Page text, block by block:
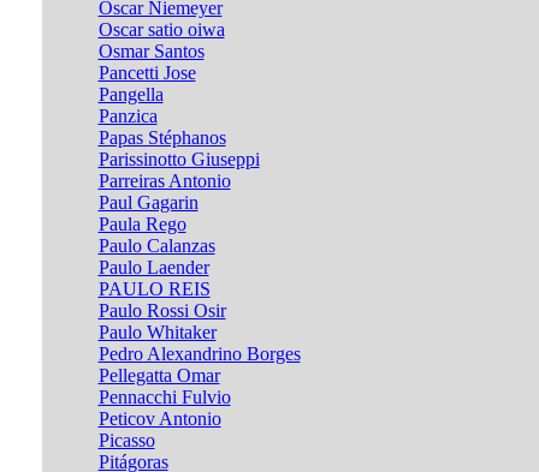
Oscar Niemeyer
Oscar satio oiwa
Osmar Santos
Pancetti Jose
Pangella
Panzica
Papas Stéphanos
Parissinotto Giuseppi
Parreiras Antonio
Paul Gagarin
Paula Rego
Paulo Calanzas
Paulo Laender
PAULO REIS
Paulo Rossi Osir
Paulo Whitaker
Pedro Alexandrino Borges
Pellegatta Omar
Pennacchi Fulvio
Peticov Antonio
Picasso
Pitágoras